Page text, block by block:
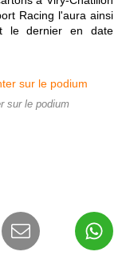
Racing l'aura ainsi
le dernier en date
sur le podium